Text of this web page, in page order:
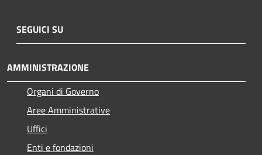
SEGUICI SU
AMMINISTRAZIONE
Organi di Governo
Aree Amministrative
Uffici
Enti e fondazioni